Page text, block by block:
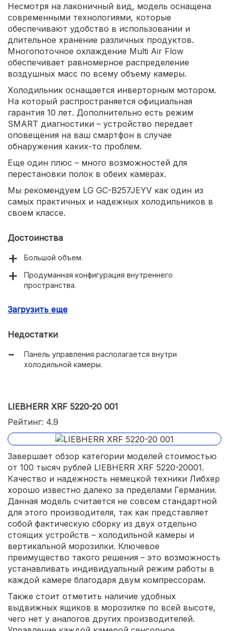
Несмотря на лаконичный вид, модель оснащена
современными технологиями, которые
обеспечивают удобство в использовании и
длительное хранение различных продуктов.
Многопоточное охлаждение Multi Air Flow
обеспечивает равномерное распределение
воздушных масс по всему объему камеры.
Холодильник оснащается инверторным мотором.
На который распространяется официальная
гарантия 10 лет. Дополнительно есть режим
SMART диагностики – устройство передает
оповещения на ваш смартфон в случае
обнаружения каких-то проблем.
Еще один плюс – много возможностей для
перестановки полок в обеих камерах.
Мы рекомендуем LG GC-B257JEYV как один из
самых практичных и надежных холодильников в
своем классе.
Достоинства
Большой объем.
Продуманная конфигурация внутреннего
пространства.
«Умная» диагностика неполадок.
Загрузить еще
Недостатки
Панель управления располагается внутри
холодильной камеры.
LIEBHERR XRF 5220-20 001
Рейтинг: 4.9
Завершает обзор категории моделей стоимостью
от 100 тысяч рублей LIEBHERR XRF 5220-20001.
Качество и надежность немецкой техники Либхер
хорошо известно далеко за пределами Германии.
Данная модель считается не совсем стандартной
для этого производителя, так как представляет
собой фактическую сборку из двух отдельно
стоящих устройств – холодильной камеры и
вертикальной морозилки. Ключевое
преимущество такого решения – это возможность
устанавливать индивидуальный режим работы в
каждой камере благодаря двум компрессорам.
Также стоит отметить наличие удобных
выдвижных ящиков в морозилке по всей высоте,
чего нет у аналогов других производителей.